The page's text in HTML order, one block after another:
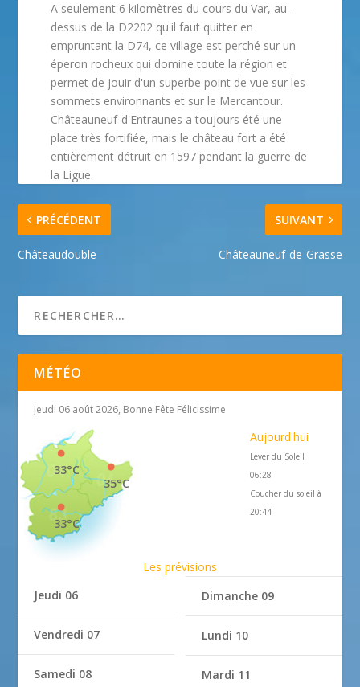
A seulement 6 kilomètres du cours du Var, au-
dessus de la D2202 qu'il faut quitter en
empruntant la D74, ce village est perché sur un
éperon rocheux qui domine toute la région et
permet de jouir d'un superbe point de vue sur les
sommets environnants et sur le Mercantour.
Châteauneuf-d'Entraunes a toujours été une
place très fortifiée, mais le château fort a été
entièrement détruit en 1597 pendant la guerre de
la Ligue.
PRÉCÉDENT
Châteaudouble
SUIVANT
Châteauneuf-de-Grasse
MÉTÉO
Jeudi 06 août 2026, Bonne Fête Félicissime
35°C
33°C
33°C
Aujourd'hui
Lever du Soleil
06:28
Coucher du soleil à
20:44
Les prévisions
Jeudi 06
Vendredi 07
Samedi 08
Dimanche 09
Lundi 10
Mardi 11